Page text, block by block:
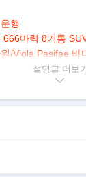
행
666마력 8기통
/Viola Pasifae 바
바디
설명글